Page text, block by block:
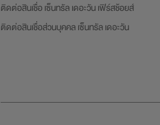
ติดต่อสินเชื่อ เซ็นทรัล เดอะวัน เฟิร์สช้อยส์
ติดต่อสินเชื่อส่วนบุคคล เซ็นทรัล เดอะวัน